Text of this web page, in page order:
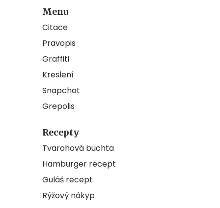
Menu
Citace
Pravopis
Graffiti
Kreslení
Snapchat
Grepolis
Recepty
Tvarohová buchta
Hamburger recept
Guláš recept
Rýžový nákyp